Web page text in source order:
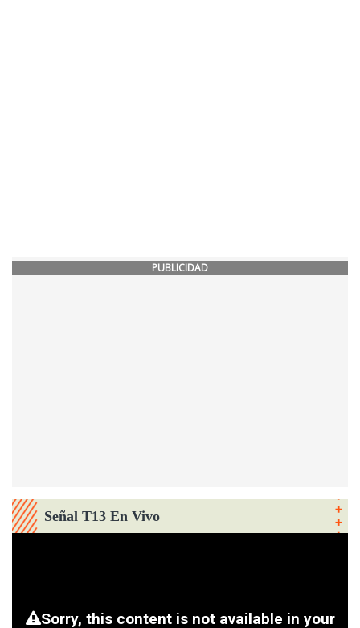
PUBLICIDAD
Señal T13 En Vivo